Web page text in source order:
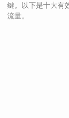
鍵。以下是十大有
流量。